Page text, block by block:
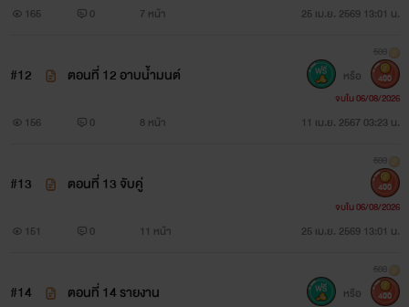
165 0 7 หน้า 25 เม.ย. 2569 13:01 น.
#12 ตอนที่ 12 อาบน้ำมนต์
156 0 8 หน้า 11 เม.ย. 2567 03:23 น.
หรือ 400
จบใน 06/08/2026
#13 ตอนที่ 13 จับคู่
151 0 11 หน้า 25 เม.ย. 2569 13:01 น.
400
จบใน 06/08/2026
#14 ตอนที่ 14 รายงาน หรือ 400